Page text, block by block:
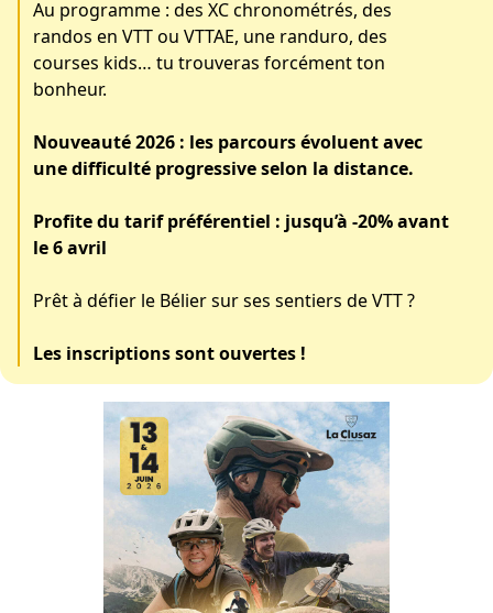
Au programme : des XC chronométrés, des
randos en VTT ou VTTAE, une randuro, des
courses kids… tu trouveras forcément ton
bonheur.
Nouveauté 2026 : les parcours évoluent avec
une difficulté progressive selon la distance.
Profite du tarif préférentiel : jusqu’à -20% avant
le 6 avril
Prêt à défier le Bélier sur ses sentiers de VTT ?
Les inscriptions sont ouvertes !